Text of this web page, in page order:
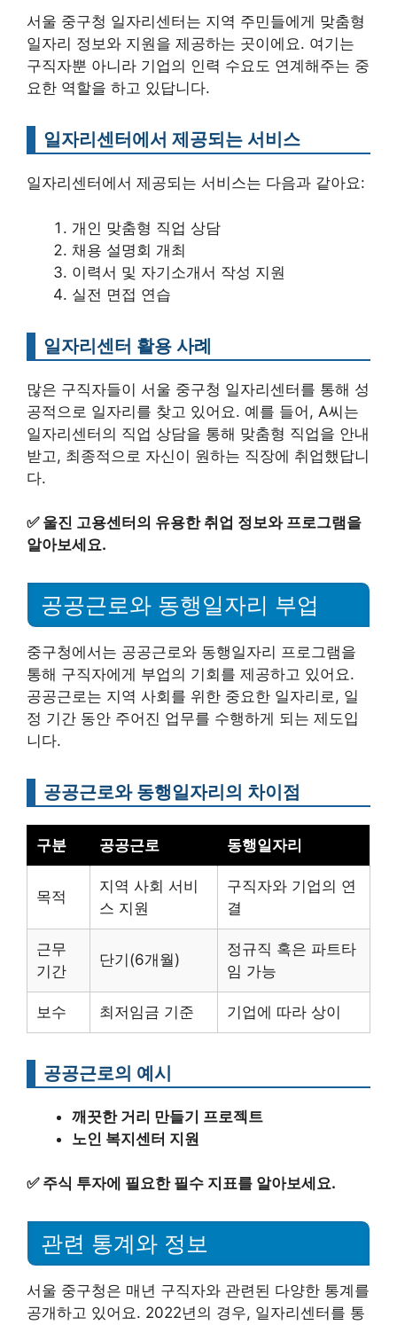
서울 중구청 일자리센터는 지역 주민들에게 맞춤형
일자리 정보와 지원을 제공하는 곳이에요. 여기는
구직자뿐 아니라 기업의 인력 수요도 연계해주는 중
요한 역할을 하고 있답니다.
일자리센터에서 제공되는 서비스
일자리센터에서 제공되는 서비스는 다음과 같아요:
개인 맞춤형 직업 상담
채용 설명회 개최
이력서 및 자기소개서 작성 지원
실전 면접 연습
일자리센터 활용 사례
많은 구직자들이 서울 중구청 일자리센터를 통해 성
공적으로 일자리를 찾고 있어요. 예를 들어, A씨는
일자리센터의 직업 상담을 통해 맞춤형 직업을 안내
받고, 최종적으로 자신이 원하는 직장에 취업했답니
다.
✅ 울진 고용센터의 유용한 취업 정보와 프로그램을
알아보세요.
공공근로와 동행일자리 부업
중구청에서는 공공근로와 동행일자리 프로그램을
통해 구직자에게 부업의 기회를 제공하고 있어요.
공공근로는 지역 사회를 위한 중요한 일자리로, 일
정 기간 동안 주어진 업무를 수행하게 되는 제도입
니다.
공공근로와 동행일자리의 차이점
구분 공공근로 동행일자리
목적
지역 사회 서비
스 지원
구직자와 기업의 연
결
근무
기간
단기(6개월)
정규직 혹은 파트타
임 가능
보수 최저임금 기준 기업에 따라 상이
공공근로의 예시
깨끗한 거리 만들기 프로젝트
노인 복지센터 지원
✅ 주식 투자에 필요한 필수 지표를 알아보세요.
관련 통계와 정보
서울 중구청은 매년 구직자와 관련된 다양한 통계를
공개하고 있어요. 2022년의 경우, 일자리센터를 통